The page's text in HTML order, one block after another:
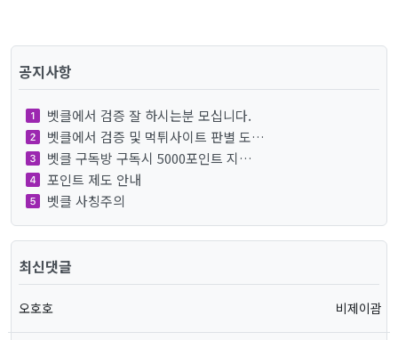
공지사항
벳클에서 검증 잘 하시는분 모십니다.
벳클에서 검증 및 먹튀사이트 판별 도…
벳클 구독방 구독시 5000포인트 지…
포인트 제도 안내
벳클 사칭주의
최신댓글
오호호 비제이괌